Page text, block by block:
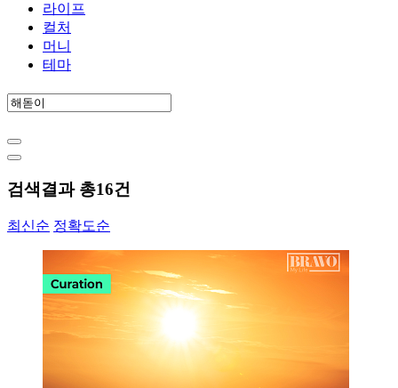
라이프
컬처
머니
테마
검색결과 총16건
최신순 정확도순